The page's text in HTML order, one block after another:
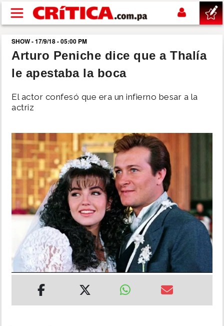
Pasar al contenido principal
buscar
SUCESOS
NACIONAL
SHOW
DEPORTES
MUNDO
INSÓLITAS
MULTIMEDIA
SHOW - 17/9/18 - 05:00 PM
Arturo Peniche dice que a Thalía
le apestaba la boca
El actor confesó que era un infierno besar a la
actriz